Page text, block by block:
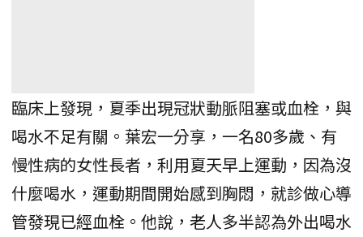
臨床上發現，夏季出現冠狀動脈阻塞或血栓，與
喝水不足有關。葉宏一分享，一名80多歲、有
慢性病的女性長者，利用夏天早上運動，因為沒
什麼喝水，運動期間開始感到胸悶，就診做心導
管發現已經血栓。他說，老人多半認為外出喝水